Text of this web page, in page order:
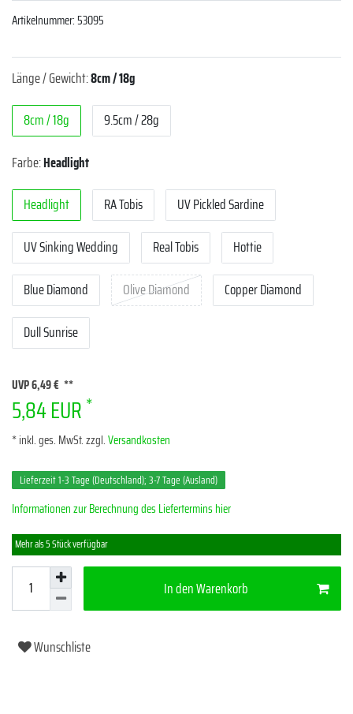
Artikelnummer:53095
Länge / Gewicht:8cm / 18g
8cm / 18g 9.5cm / 28g
Farbe:Headlight
Headlight RA Tobis UV Pickled Sardine
UV Sinking Wedding Real Tobis Hottie
Blue Diamond Olive Diamond Copper Diamond
Dull Sunrise
UVP 6,49 €
5,84 EUR *
* inkl. ges. MwSt. zzgl.Versandkosten
Lieferzeit 1-3 Tage (Deutschland); 3-7 Tage (Ausland)
Informationen zur Berechnung des Liefertermins hier
Mehr als 5 Stück verfügbar
In den Warenkorb
Wunschliste